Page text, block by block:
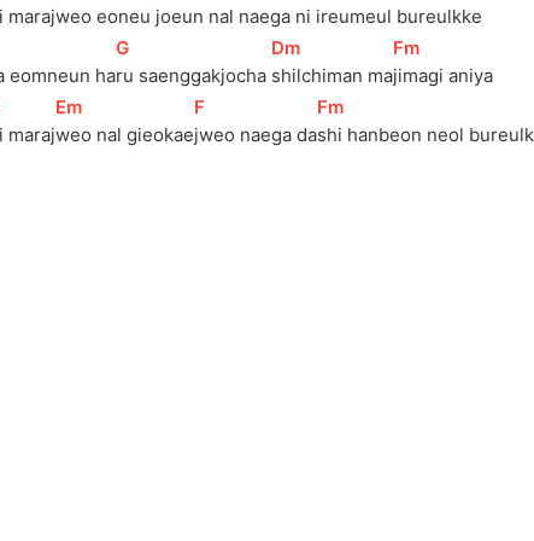
marajweo eoneu joeun nal naega ni ireumeul bureulkke
eomneun ha
[
G
ru saenggakjocha
[Dm
shilchiman ma
[Fm
jimagi aniya
maraj
[Em
weo nal gieokae
[F
jweo naega da
[Fm
shi hanbeon neol